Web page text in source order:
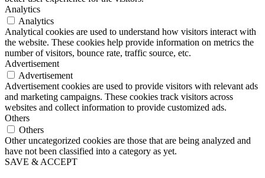
Analytics
Analytics
Analytical cookies are used to understand how visitors interact with
the website. These cookies help provide information on metrics the
number of visitors, bounce rate, traffic source, etc.
Advertisement
Advertisement
Advertisement cookies are used to provide visitors with relevant ads
and marketing campaigns. These cookies track visitors across
websites and collect information to provide customized ads.
Others
Others
Other uncategorized cookies are those that are being analyzed and
have not been classified into a category as yet.
SAVE & ACCEPT